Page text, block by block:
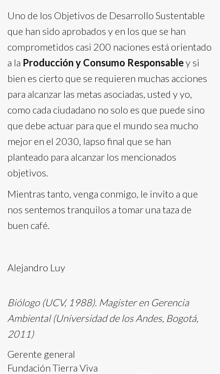
Uno de los Objetivos de Desarrollo Sustentable
que han sido aprobados y en los que se han
comprometidos casi 200 naciones está orientado
a la Producción y Consumo Responsabley si
bien es cierto que se requieren muchas acciones
para alcanzar las metas asociadas, usted y yo,
como cada ciudadano no solo es que puede sino
que debe actuar para que el mundo sea mucho
mejor en el 2030, lapso final que se han
planteado para alcanzar los mencionados
objetivos.
Mientras tanto, venga conmigo, le invito a que
nos sentemos tranquilos a tomar una taza de
buen café.
Alejandro Luy
Biólogo (UCV, 1988). Magister en Gerencia
Ambiental (Universidad de los Andes, Bogotá,
2011)
Gerente general
Fundación Tierra Viva